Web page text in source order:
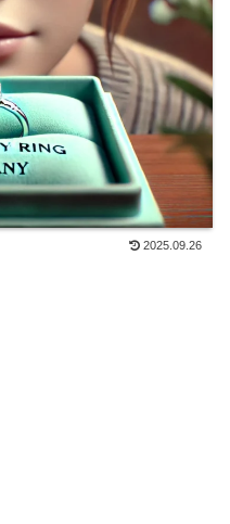
2025.09.26